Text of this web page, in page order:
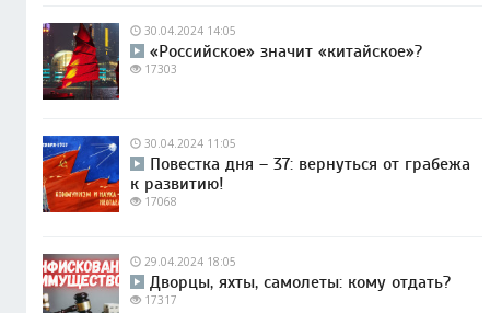
30.04.2024 14:05
«Российское» значит «китайское»?
17303
30.04.2024 11:05
Повестка дня – 37: вернуться от грабежа
к развитию!
17068
29.04.2024 18:05
Дворцы, яхты, самолеты: кому отдать?
17317